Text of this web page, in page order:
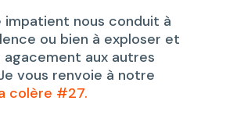
nous conduit à
ou bien à exploser et
aux autres
vous renvoie à notre
colère #27.